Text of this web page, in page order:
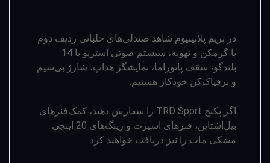
در تریم پلاتینیوم شاهد صندلی­‌های خلبانی ردیف دوم
با گرمکن و تهویه، سیستم صوتی استریو با 14
بلندگو، سقف پانوراما، نمایشگر هداپ، شارژ بی‌سیم
و برف­پاک­‌کن خودکار هستیم.
اگر پکیج TRD Sport را سفارش دهید، کمک‌فنرهای
بیل‌اشتاین، فنرهای اسپرت و رینگ‌های 20 اینچی
مشکی مات را نیز دریافت خواهید کرد.